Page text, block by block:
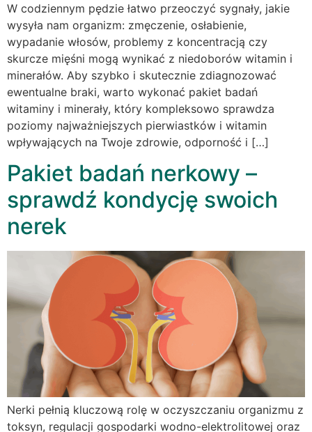
W codziennym pędzie łatwo przeoczyć sygnały, jakie
wysyła nam organizm: zmęczenie, osłabienie,
wypadanie włosów, problemy z koncentracją czy
skurcze mięśni mogą wynikać z niedoborów witamin i
minerałów. Aby szybko i skutecznie zdiagnozować
ewentualne braki, warto wykonać pakiet badań
witaminy i minerały, który kompleksowo sprawdza
poziomy najważniejszych pierwiastków i witamin
wpływających na Twoje zdrowie, odporność i […]
Pakiet badań nerkowy –
sprawdź kondycję swoich
nerek
Nerki pełnią kluczową rolę w oczyszczaniu organizmu z
toksyn, regulacji gospodarki wodno-elektrolitowej oraz